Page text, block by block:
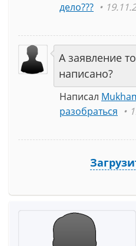
дело???
А заявление
написано?
Написал
разобраться